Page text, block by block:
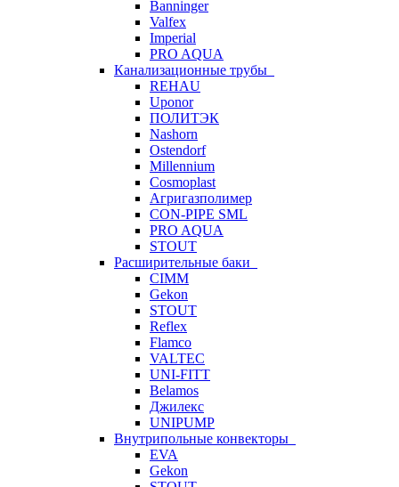
Banninger
Valfex
Imperial
PRO AQUA
Канализационные трубы
REHAU
Uponor
ПОЛИТЭК
Nashorn
Ostendorf
Millennium
Cosmoplast
Агригазполимер
CON-PIPE SML
PRO AQUA
STOUT
Расширительные баки
CIMM
Gekon
STOUT
Reflex
Flamco
VALTEC
UNI-FITT
Belamos
Джилекс
UNIPUMP
Внутрипольные конвекторы
EVA
Gekon